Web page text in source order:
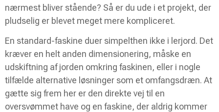
nærmest bliver stående? Så er du ude i et projekt, der
pludselig er blevet meget mere kompliceret.
En standard-faskine duer simpelthen ikke i lerjord. Det
kræver en helt anden dimensionering, måske en
udskiftning af jorden omkring faskinen, eller i nogle
tilfælde alternative løsninger som et omfangsdræn. At
gætte sig frem her er den direkte vej til en
oversvømmet have og en faskine, der aldrig kommer